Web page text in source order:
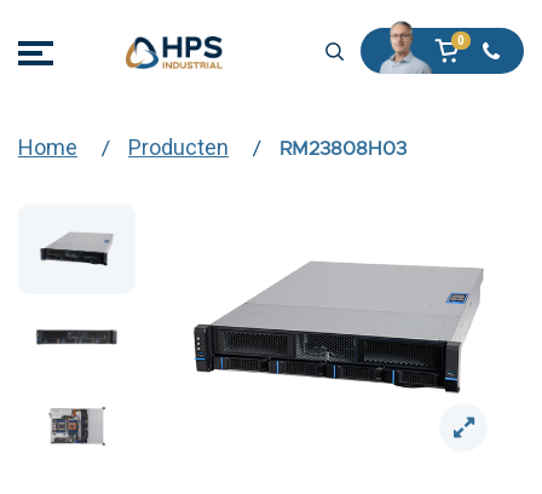
Home Producten RM23808H03